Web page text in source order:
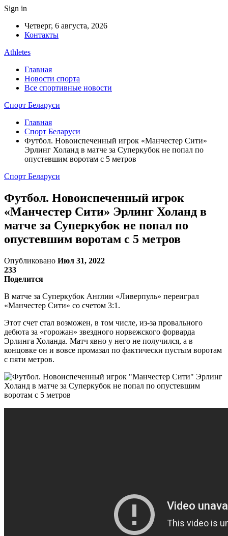
Sign in
Четверг, 6 августа, 2026
Контакты
Athletes
Главная
Новости спорта
Все спортивные новости
Спорт Беларуси
Главная
Спорт Беларуси
Футбол. Новоиспеченный игрок «Манчестер Сити»
Эрлинг Холанд в матче за Суперкубок не попал по
опустевшим воротам с 5 метров
Спорт Беларуси
Футбол. Новоиспеченный игрок
«Манчестер Сити» Эрлинг Холанд в
матче за Суперкубок не попал по
опустевшим воротам с 5 метров
Опубликовано Июл 31, 2022
233
Поделится
В матче за Суперкубок Англии «Ливерпуль» переиграл
«Манчестер Сити» со счетом 3:1.
Этот счет стал возможен, в том числе, из-за провального
дебюта за «горожан» звездного норвежского форварда
Эрлинга Холанда. Матч явно у него не получился, а в
концовке он и вовсе промазал по фактически пустым воротам
с пяти метров.